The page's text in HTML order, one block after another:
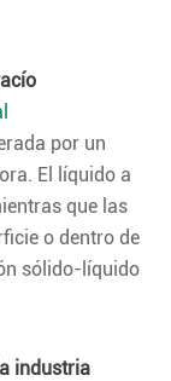
por un
El líquido a
que las
o dentro de
sólido-líquido
industria